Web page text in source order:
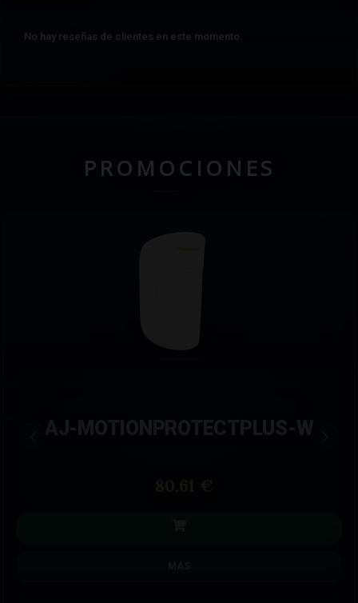
No hay reseñas de clientes en este momento.
PROMOCIONES